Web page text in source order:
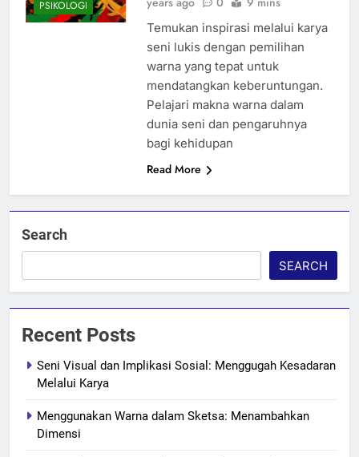
PSIKOLOGI
Temukan inspirasi melalui karya
seni lukis dengan pemilihan
warna yang tepat untuk
mendatangkan keberuntungan.
Pelajari makna warna dalam
dunia seni dan pengaruhnya
bagi kehidupan
Read More
Search
SEARCH
Recent Posts
Seni Visual dan Implikasi Sosial: Menggugah Kesadaran
Melalui Karya
Menggunakan Warna dalam Sketsa: Menambahkan
Dimensi